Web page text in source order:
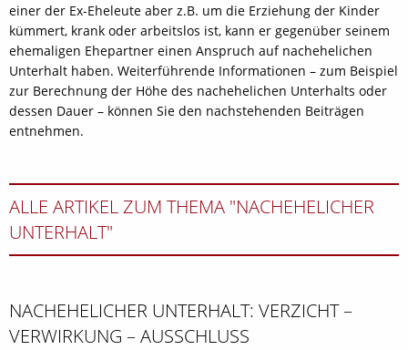
einer der Ex-Eheleute aber z.B. um die Erziehung der Kinder
kümmert, krank oder arbeitslos ist, kann er gegenüber seinem
ehemaligen Ehepartner einen Anspruch auf nachehelichen
Unterhalt haben. Weiterführende Informationen – zum Beispiel
zur Berechnung der Höhe des nachehelichen Unterhalts oder
dessen Dauer – können Sie den nachstehenden Beiträgen
entnehmen.
ALLE ARTIKEL ZUM THEMA "NACHEHELICHER
UNTERHALT"
NACHEHELICHER UNTERHALT: VERZICHT –
VERWIRKUNG – AUSSCHLUSS